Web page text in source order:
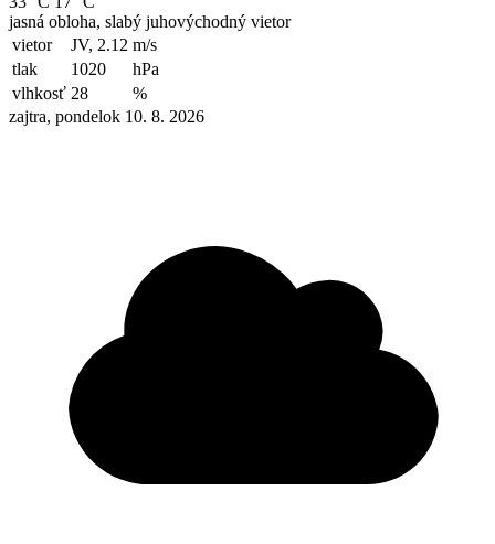
jasná obloha, slabý juhovýchodný vietor
vietor
JV, 2.12 m/s
tlak
1020
hPa
vlhkosť 28
%
zajtra, pondelok 10. 8. 2026